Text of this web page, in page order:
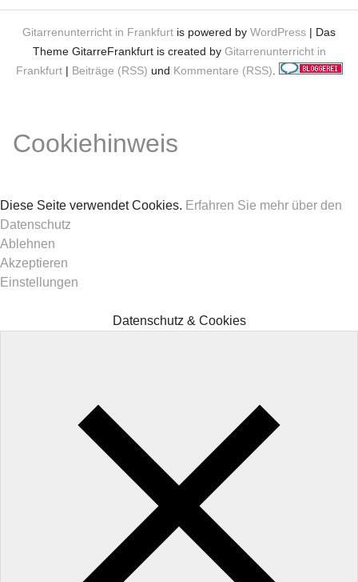
Gitarrenunterricht in Frankfurt is powered by WordPress | Das
Theme GitarreFrankfurt is created by Gitarrenunterricht in
Frankfurt| Beiträge (RSS) und Kommentare (RSS)
Cookiehinweis
Diese Seite verwendet Cookies. Erfahren Sie mehr über den
Datenschutz
Ablehnen
Akzeptieren
Einstellungen
Datenschutz & Cookies